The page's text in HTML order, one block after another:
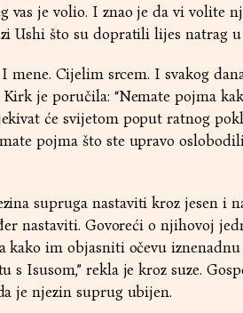
je volio. I znao je da vi volite
Ushi što su dopratili lijes natrag
mene. Cijelim srcem. I svakog
Kirk je poručila: “Nemate pojma
će svijetom poput ratnog
pojma što ste upravo
supruga nastaviti kroz jesen i
nastaviti. Govoreći o njihovoj
im objasniti očevu iznenadnu
Isusom,” rekla je kroz suze.
je njezin suprug ubijen.